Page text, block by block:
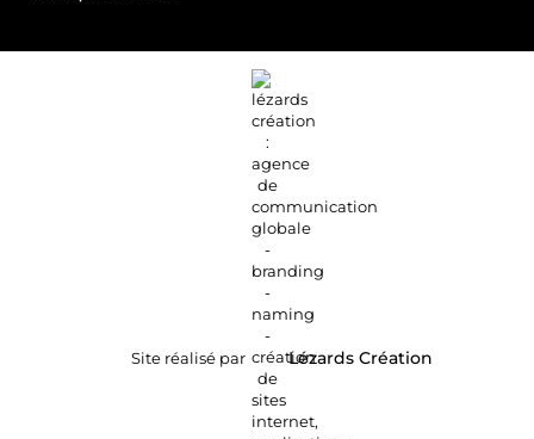
Site réalisé par Lézards Création